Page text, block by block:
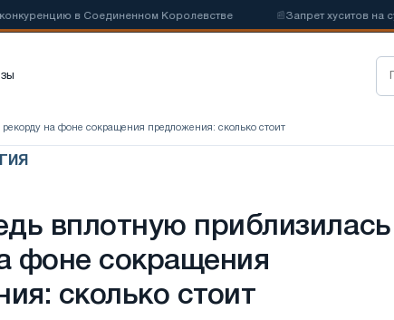
в Соединенном Королевстве Запрет хуситов на
на фоне сокращения предложения: сколько стоит
вплотную приблизилась
фоне сокращения
сколько стоит